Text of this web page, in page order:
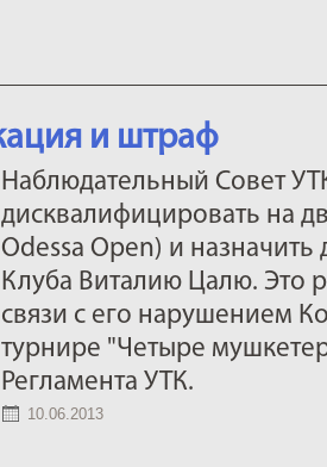
и штраф
Наблюдательный Совет
дисквалифицировать на
Odessa Open) и
Клуба Виталию Цалю. Это
связи с его нарушением
турнире "Четыре
Регламента УТК.
10.06.2013